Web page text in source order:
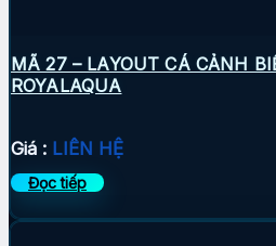
MÃ 27 – LAYOUT CÁ CẢNH
ROYALAQUA
Giá : LIÊN HỆ
Đọc tiếp